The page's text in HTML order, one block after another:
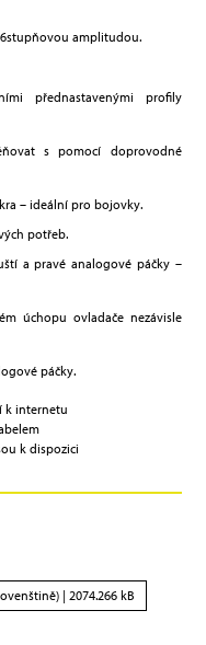
amplitudou.
přednastavenými profily
s pomocí doprovodné
– ideální pro bojovky.
potřeb.
a pravé analogové páčky –
úchopu ovladače nezávisle
páčky.
k internetu
k dispozici
| 2074.266 kB